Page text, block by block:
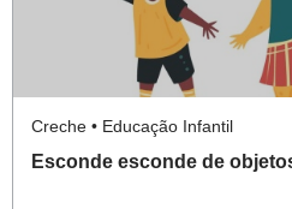
Creche • Educação Infantil
Esconde esconde de